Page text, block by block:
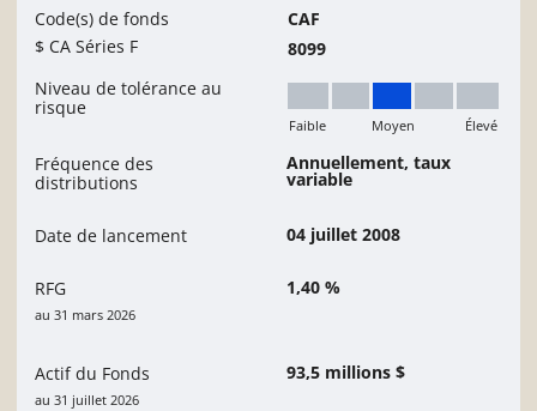
Code(s) de fonds
$ CA Séries F
CAF
8099
Niveau de tolérance au
risque
Moyen
Faible Moyen Élevé
Fréquence des
distributions
Annuellement, taux
variable
Date de lancement 04 juillet 2008
RFG
au 31 mars 2026
1,40 %
Actif du Fonds
au 31 juillet 2026
93,5 millions $